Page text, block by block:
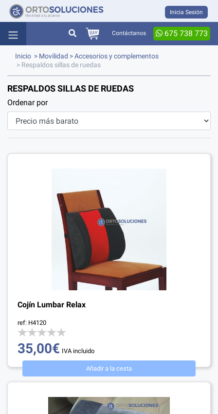
Inicia Sesión
Contáctanos 675 738 773
Inicio > Movilidad >Accesorios y complementos
> Respaldos sillas de ruedas
RESPALDOS SILLAS DE RUEDAS
Ordenar por
Cojín Lumbar Relax
ref: H4120
35,00€ IVA incluido
Añadir a la cesta